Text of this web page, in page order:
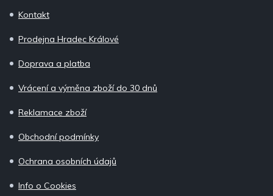
Kontakt
Prodejna Hradec Králové
Doprava a platba
Vrácení a výměna zboží do 30 dnů
Reklamace zboží
Obchodní podmínky
Ochrana osobních údajů
Info o Cookies